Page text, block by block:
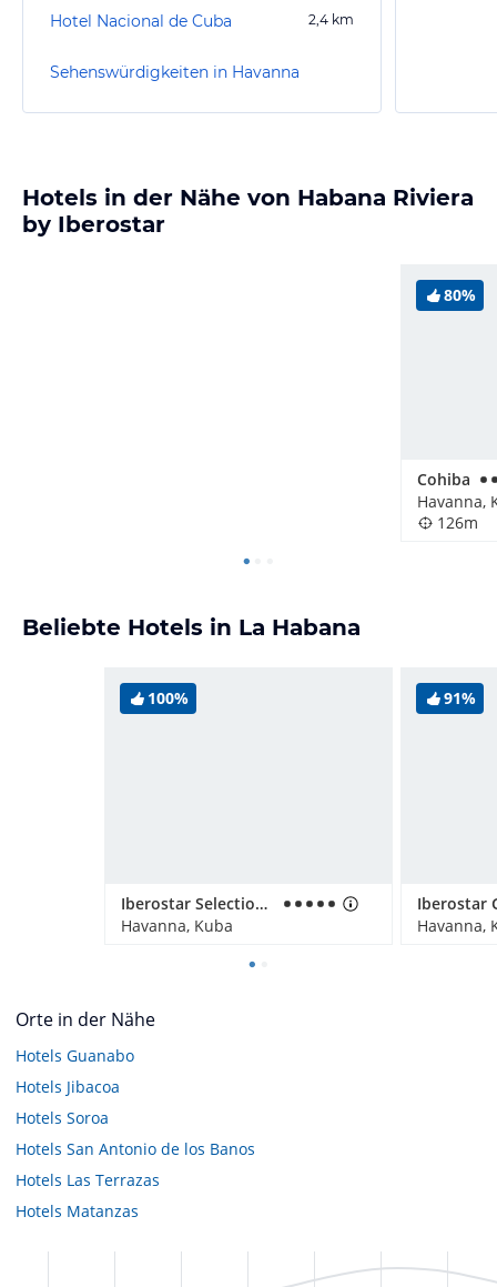
Hotel Nacional de Cuba 2,4 km
Sehenswürdigkeiten in Havanna
Hotels in der Nähe von Habana Riviera
by Iberostar
80%
Cohiba
Havanna,
126m
Beliebte Hotels in La Habana
100%
Iberostar Selection Parque Central (Vorübergehend geschlossen)
Havanna, Kuba
91%
Havanna,
Orte in der Nähe
Hotels Guanabo
Hotels Jibacoa
Hotels Soroa
Hotels San Antonio de los Banos
Hotels Las Terrazas
Hotels Matanzas